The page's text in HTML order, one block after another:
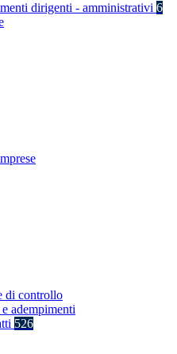
dirigenti - amministrativi 6
di controllo
adempimenti
526